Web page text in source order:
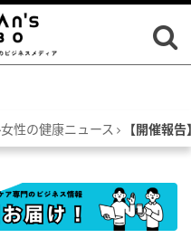
女性の健康ニュース 【開催報